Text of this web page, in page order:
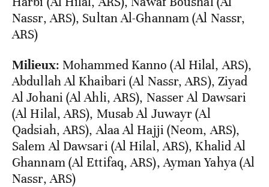
Nassr, ARS), Sultan Al-Ghannam (Al Nassr,
ARS)
Milieux: Mohammed Kanno (Al Hilal, ARS),
Abdullah Al Khaibari (Al Nassr, ARS), Ziyad
Al Johani (Al Ahli, ARS), Nasser Al Dawsari
(Al Hilal, ARS), Musab Al Juwayr (Al
Qadsiah, ARS), Alaa Al Hajji (Neom, ARS),
Salem Al Dawsari (Al Hilal, ARS), Khalid Al
Ghannam (Al Ettifaq, ARS), Ayman Yahya (Al
Nassr, ARS)